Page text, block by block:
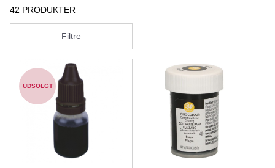
42 PRODUKTER
Filtre
UDSOLGT